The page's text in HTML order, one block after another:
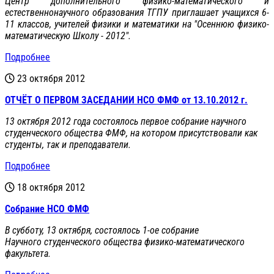
естественнонаучного образования ТГПУ приглашает учащихся 6-
11 классов, учителей физики и математики на "Осеннюю физико-
математическую Школу - 2012".
Подробнее
23 октября 2012
ОТЧЁТ О ПЕРВОМ ЗАСЕДАНИИ НСО ФМФ от 13.10.2012 г.
13 октября 2012 года состоялось первое собрание научного
студенческого общества ФМФ, на котором присутствовали как
студенты, так и преподаватели.
Подробнее
18 октября 2012
Собрание НСО ФМФ
В субботу, 13 октября, состоялось 1-ое собрание
Научного студенческого общества физико-математического
факультета.